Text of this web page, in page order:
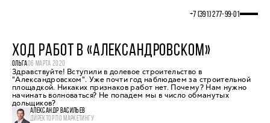
+7 (391) 277‒99‒01
ХОД РАБОТ В «АЛЕКСАНДРОВСКОМ»
ОЛЬГА06 МАРТА 2020
Здравствуйте! Вступили в долевое строительство в
"Александровском". Уже почти год наблюдаем за строительной
площадкой. Никаких признаков работ нет. Почему? Нам нужно
начинать волноваться? Не попадем мы в число обманутых
дольщиков?
АЛЕКСАНДР ВАСИЛЬЕВ
ДИРЕКТОР ПО МАРКЕТИНГУ